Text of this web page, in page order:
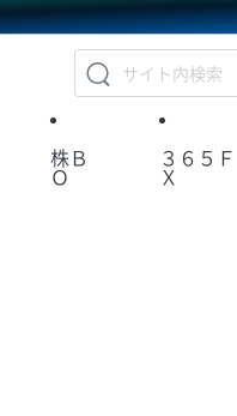
株Ｂ
Ｏ
３６５Ｆ
Ｘ